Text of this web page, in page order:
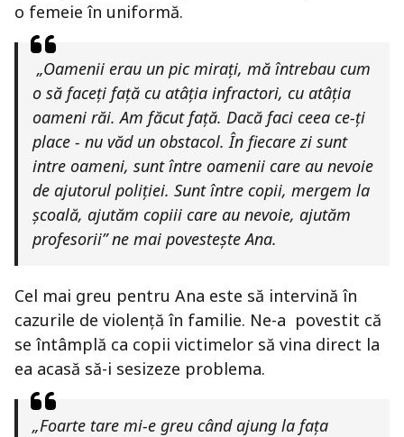
o femeie în uniformă.
„Oamenii erau un pic mirați, mă întrebau cum
o să faceți față cu atâția infractori, cu atâția
oameni răi. Am făcut față. Dacă faci ceea ce-ți
place - nu văd un obstacol. În fiecare zi sunt
intre oameni, sunt între oamenii care au nevoie
de ajutorul poliției. Sunt între copii, mergem la
școală, ajutăm copiii care au nevoie, ajutăm
profesorii” ne mai povestește Ana.
Cel mai greu pentru Ana este să intervină în
cazurile de violență în familie. Ne-a povestit că
se întâmplă ca copii victimelor să vina direct la
ea acasă să-i sesizeze problema.
„Foarte tare mi-e greu când ajung la fața